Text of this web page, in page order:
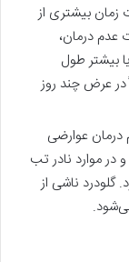
زمان بیشتری از
عدم درمان،
بیشتر طول
در عرض چند روز
درمان عوارضی
در موارد نادر تب
گلودرد ناشی از